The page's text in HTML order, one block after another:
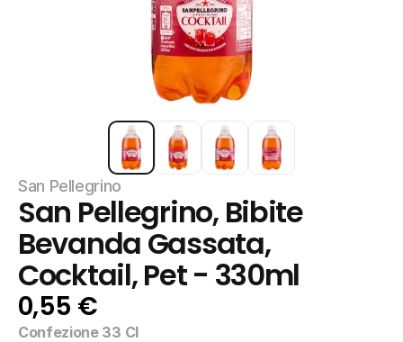
San Pellegrino
San Pellegrino, Bibite
Bevanda Gassata,
Cocktail, Pet - 330ml
0,55 €
Confezione 33 Cl